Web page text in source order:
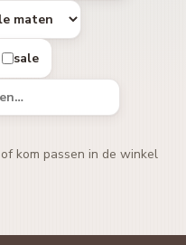
sale
kom passen in de winkel